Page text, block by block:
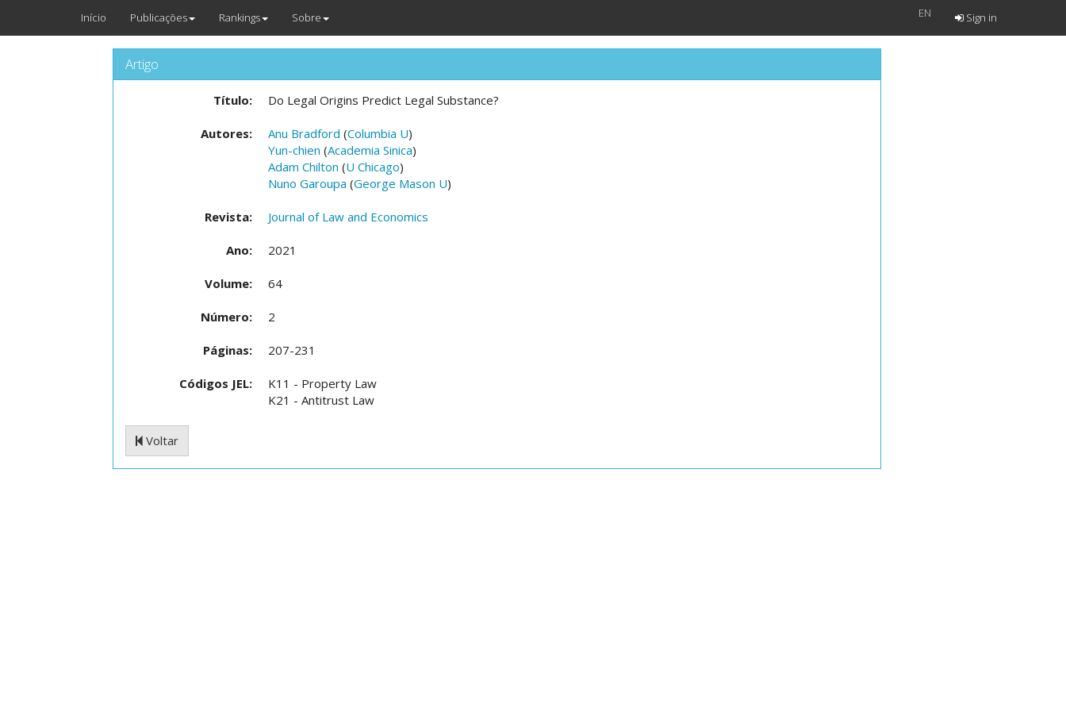
Início Publicações Rankings Sobre EN Sign in
Artigo
Título: Do Legal Origins Predict Legal Substance?
Autores: Anu Bradford (Columbia U)
Yun-chien (Academia Sinica)
Adam Chilton (U Chicago)
Nuno Garoupa (George Mason U)
Revista: Journal of Law and Economics
Ano: 2021
Volume: 64
Número: 2
Páginas: 207-231
Códigos JEL:
K11 - Property Law
K21 - Antitrust Law
Voltar